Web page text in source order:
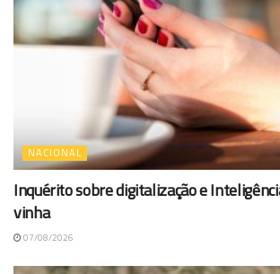
NACIONAL
Inquérito sobre digitalização e
vinha
07/08/2026